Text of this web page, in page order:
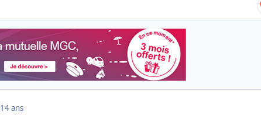
14 ans